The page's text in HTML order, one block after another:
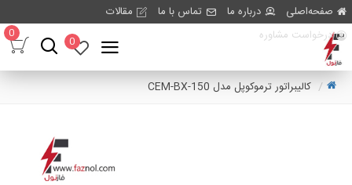
صفحه‌اصلی درباره ما تماس با ما
مقالات
درخواست مشاوره
0
0
کالیبراتور ترموکوپل مدل CEM-BX-150